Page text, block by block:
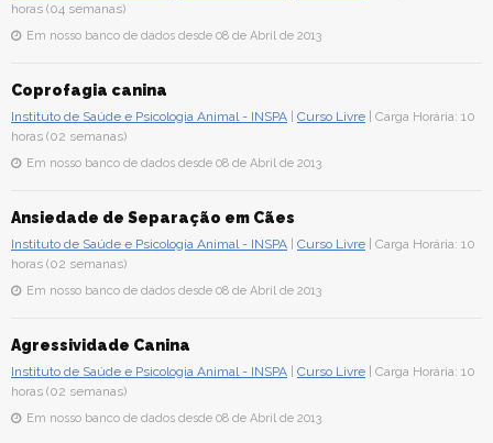
horas (04 semanas)
Em nosso banco de dados desde 08 de Abril de 2013
Coprofagia canina
Instituto de Saúde e Psicologia Animal - INSPA Curso Livre | Carga Horária: 10
horas (02 semanas)
Em nosso banco de dados desde 08 de Abril de 2013
Ansiedade de Separação em Cães
Instituto de Saúde e Psicologia Animal - INSPA Curso Livre | Carga Horária: 10
horas (02 semanas)
Em nosso banco de dados desde 08 de Abril de 2013
Agressividade Canina
Instituto de Saúde e Psicologia Animal - INSPA Curso Livre | Carga Horária: 10
horas (02 semanas)
Em nosso banco de dados desde 08 de Abril de 2013